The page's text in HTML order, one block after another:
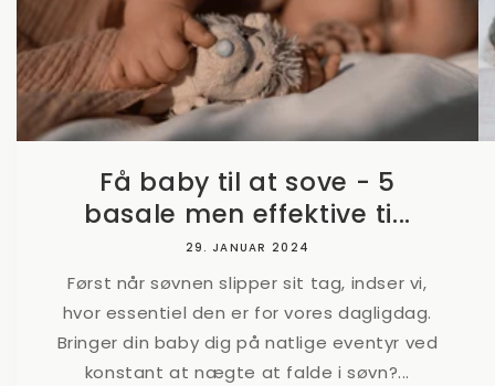
Få baby til at sove - 5
basale men effektive ti...
29. JANUAR 2024
Først når søvnen slipper sit tag, indser vi,
hvor essentiel den er for vores dagligdag.
Bringer din baby dig på natlige eventyr ved
konstant at nægte at falde i søvn?...